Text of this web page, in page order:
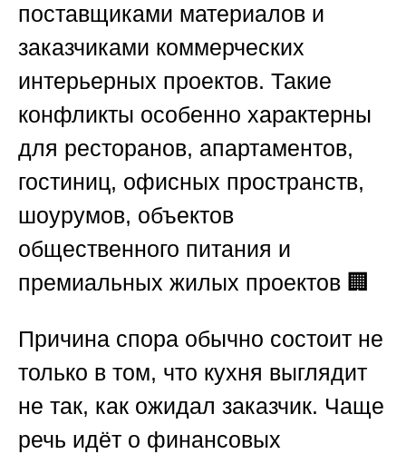
поставщиками материалов и
заказчиками коммерческих
интерьерных проектов. Такие
конфликты особенно характерны
для ресторанов, апартаментов,
гостиниц, офисных пространств,
шоурумов, объектов
общественного питания и
премиальных жилых проектов 🏢
Причина спора обычно состоит не
только в том, что кухня выглядит
не так, как ожидал заказчик. Чаще
речь идёт о финансовых